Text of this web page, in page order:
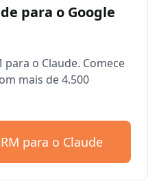
para o Google
o Claude. Comece
mais de 4.500
para o Claude